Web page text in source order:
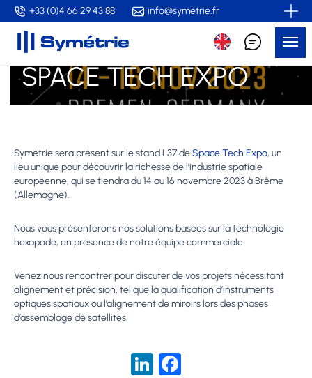
Skip
to
content
+33 (0)4 66 29 43 88 info@symetrie.fr
SPACE TECH EXPO
Symétrie sera présent sur le stand L37 deSpace Tech Expo, un
lieu unique pour découvrir la richesse de l’industrie spatiale
européenne, qui se tiendra du 14 au 16 novembre 2023 à Brême
(Allemagne).
Nous vous présenterons nos solutions basées sur la technologie
hexapode, en présence de notre équipe commerciale.
Venez nous rencontrer pour discuter de vos projets nécessitant
alignement et précision, tel que la qualification d’instruments
optiques spatiaux ou l’alignement de miroirs lors des phases
d’assemblage de satellites.
LinkedIn